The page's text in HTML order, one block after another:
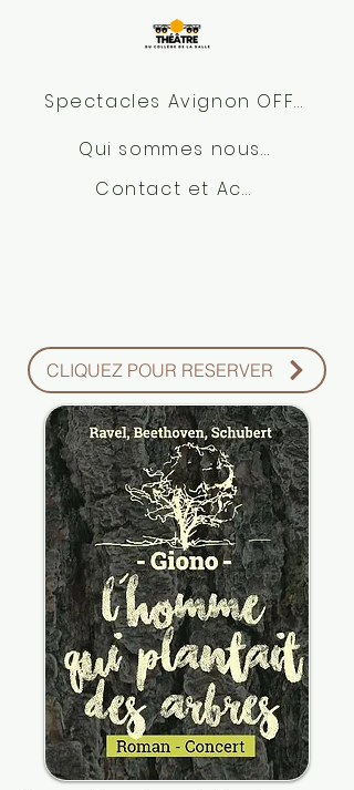
Qui sommes nous?
Contact et Accès
Spectacles Avignon OFF 2026
CLIQUEZ POUR RESERVER